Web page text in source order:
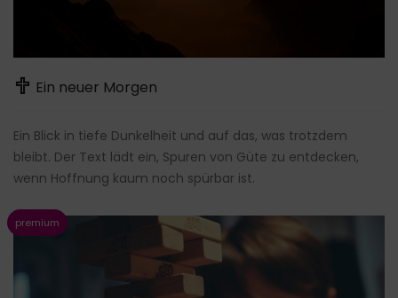
Ein neuer Morgen
Ein Blick in tiefe Dunkelheit und auf das, was trotzdem
bleibt. Der Text lädt ein, Spuren von Güte zu entdecken,
wenn Hoffnung kaum noch spürbar ist.